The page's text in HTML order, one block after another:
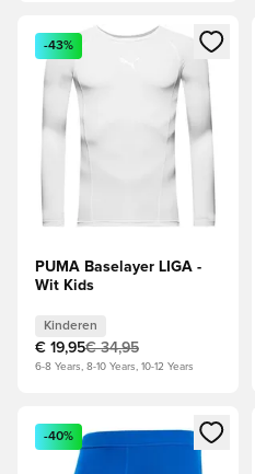
Opent een venster om in te
-43%
PUMA Baselayer LIGA -
Wit Kids
Kinderen
€ 19,95€ 34,95
6-8 Years, 8-10 Years, 10-12 Years
Opent een venster om in te
-40%